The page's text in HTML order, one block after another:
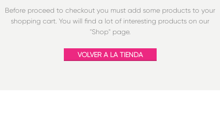
Before proceed to checkout you must add some products to your
shopping cart. You will find a lot of interesting products on our
"Shop" page.
VOLVER A LA TIENDA